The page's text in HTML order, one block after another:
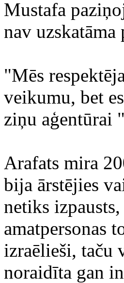
Mustafa
nav uzskatāma
"Mēs
veikumu, bet
ziņu aģentūrai
Arafats mira
bija ārstējies
netiks
amatpersonas
izraēlieši, taču
noraidīta gan